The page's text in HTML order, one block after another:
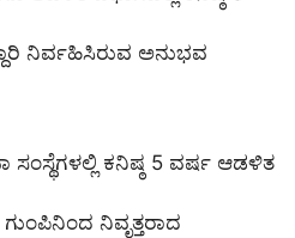
ನಿರ್ವಹಿಸಿರುವ ಅನುಭವ
ಕನಿಷ್ಠ 5 ವರ್ಷ ಆಡಳಿತ
ನಿವೃತ್ತರಾದ